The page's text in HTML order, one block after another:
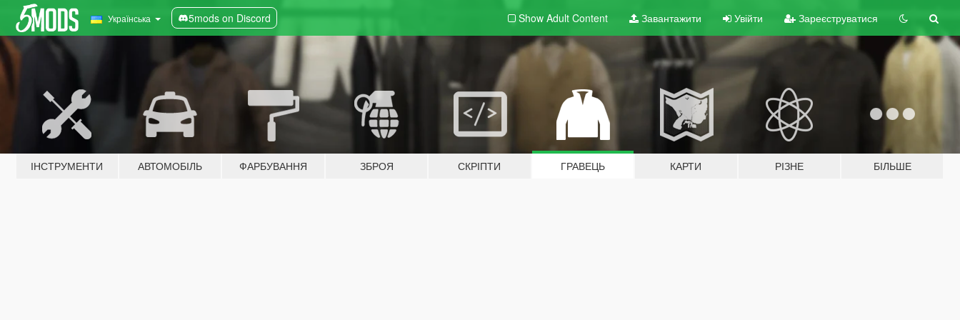
Українська 5mods on Discord Show Adult Content Завантажити Увійти Зареєструватися
ІНСТРУМЕНТИ АВТОМОБІЛЬ ФАРБУВАННЯ ЗБРОЯ СКРІПТИ ГРАВЕЦЬ КАРТИ РІЗНЕ БІЛЬШЕ